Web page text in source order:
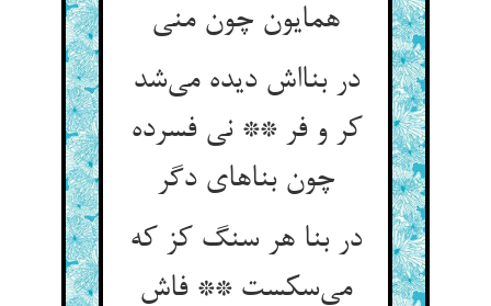
همایون چون منی
در بنااش دیده می‌شد
کر و فر ** نی فسرده
چون بناهای دگر
در بنا هر سنگ کز که
می‌سکست ** فاش